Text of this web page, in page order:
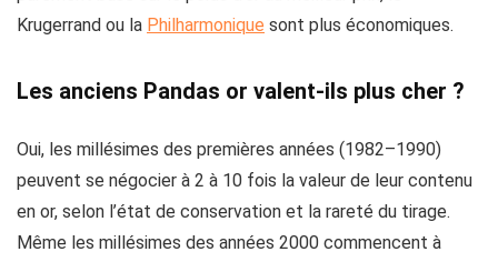
Krugerrand ou la Philharmonique sont plus économiques.
Les anciens Pandas or valent-ils plus cher ?
Oui, les millésimes des premières années (1982–1990)
peuvent se négocier à 2 à 10 fois la valeur de leur contenu
en or, selon l’état de conservation et la rareté du tirage.
Même les millésimes des années 2000 commencent à